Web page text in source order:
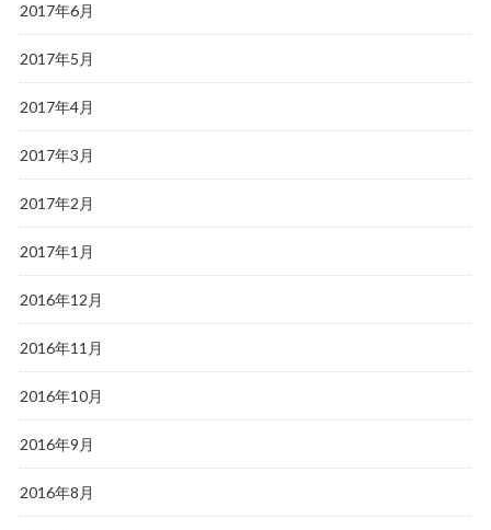
2017年6月
2017年5月
2017年4月
2017年3月
2017年2月
2017年1月
2016年12月
2016年11月
2016年10月
2016年9月
2016年8月